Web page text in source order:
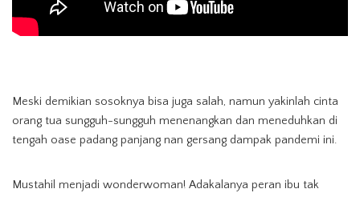
Meski demikian sosoknya bisa juga salah, namun yakinlah cinta
orang tua sungguh-sungguh menenangkan dan meneduhkan di
tengah oase padang panjang nan gersang dampak pandemi ini.
Mustahil menjadi wonderwoman! Adakalanya peran ibu tak